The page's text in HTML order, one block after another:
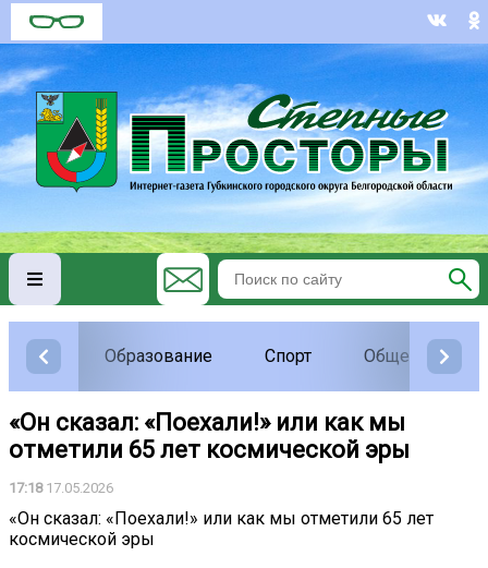
Образование Спорт Общество
«Он сказал: «Поехали!» или как мы
отметили 65 лет космической эры
17:1817.05.2026
«Он сказал: «Поехали!» или как мы отметили 65 лет
космической эры